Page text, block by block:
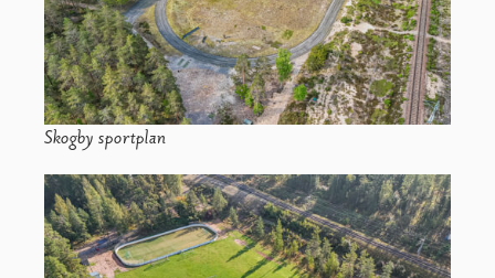
Skogby sportplan